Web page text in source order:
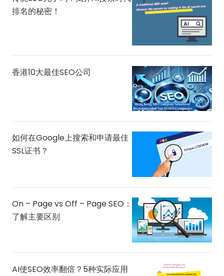
排名的秘密！
香港10大最佳SEO公司
如何在Google上搜索和申请最佳
SSL证书？
On – Page vs Off – Page SEO：
了解主要区别
AI使SEO效率翻倍？5种实际应用